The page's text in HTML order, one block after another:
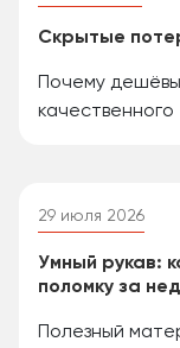
Скрытые
Почему
качественного
29 июля 2026
Умный рукав:
поломку за
Полезный